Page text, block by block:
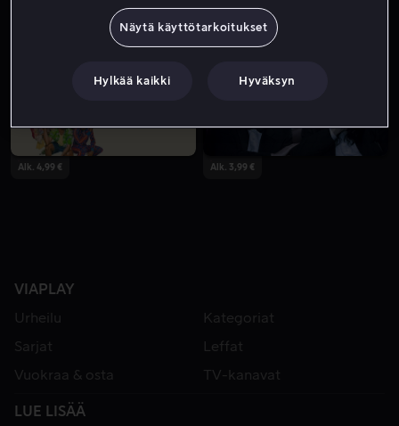
Alk. 4,99 € Alk. 3,99 €
VIAPLAY
Urheilu
Kategoriat
Sarjat
Leffat
Vuokraa & osta
TV-kanavat
LUE LISÄÄ
Näytä käyttötarkoitukset
Hylkää kaikki Hyväksyn